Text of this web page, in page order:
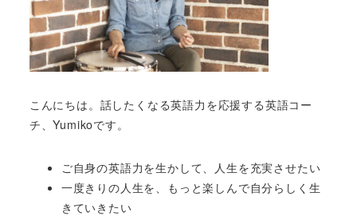
こんにちは。話したくなる英語力を応援する英語コー
チ、Yumikoです。
ご自身の英語力を生かして、人生を充実させたい
一度きりの人生を、もっと楽しんで自分らしく生
きていきたい